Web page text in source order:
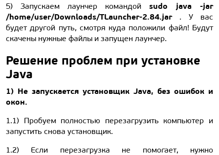
5) Запускаем лаунчер командой sudo java -jar
/home/user/Downloads/TLauncher-2.84.jar. У вас
будет другой путь, смотря куда положили файл! Будут
скачены нужные файлы и запущен лаунчер.
Решение проблем при установке
Java
1) Не запускается установщик Java, без ошибок и
окон.
1.1) Пробуем полностью перезагрузить компьютер и
запустить снова установщик.
1.2) Если перезагрузка не помогает, нужно